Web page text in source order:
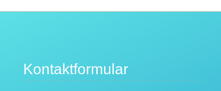
Kontaktformular